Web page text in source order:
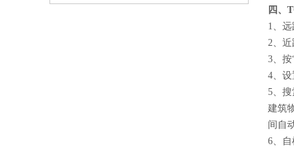
四、
1、
2、
3、按
4、设
5、
建筑
间自
6、